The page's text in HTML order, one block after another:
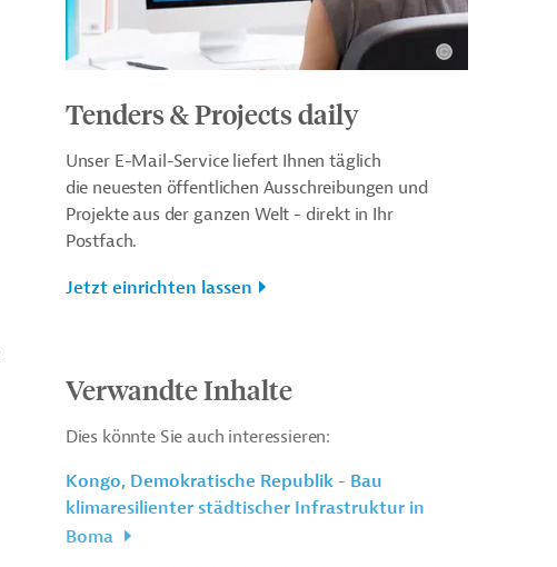
Tenders & Projects daily
Unser E-Mail-Service liefert Ihnen täglich
die neuesten öffentlichen Ausschreibungen und
Projekte aus der ganzen Welt - direkt in Ihr
Postfach.
Jetzt einrichten lassen
Verwandte Inhalte
Dies könnte Sie auch interessieren:
Kongo, Demokratische Republik - Bau
klimaresilienter städtischer Infrastruktur in
Boma